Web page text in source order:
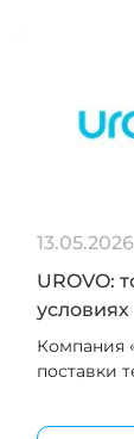
13.05.2026
UROVO:
условиях
Компания
поставки